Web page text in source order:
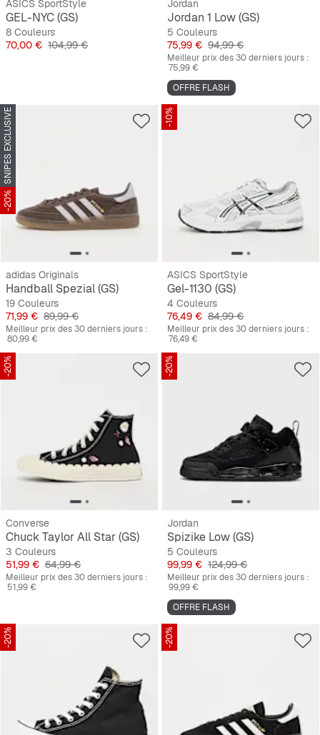
ASICS SportStyle
GEL-NYC (GS)
8 Couleurs
Prix
70,00 € Prix original
104,99 €
Jordan
Jordan 1 Low (GS)
5 Couleurs
Prix
75,99 € Prix original
94,99 €
Meilleur prix des 30 derniers jours :
75,99 €
OFFRE FLASH
SNIPES EXCLUSIVE
-20%
adidas Originals
Handball Spezial (GS)
19 Couleurs
Prix
71,99 € Prix original
89,99 €
Meilleur prix des 30 derniers jours :
80,99 €
-10%
ASICS SportStyle
Gel-1130 (GS)
4 Couleurs
Prix
76,49 € Prix original
84,99 €
Meilleur prix des 30 derniers jours :
76,49 €
-20%
Converse
Chuck Taylor All Star (GS)
3 Couleurs
Prix
51,99 € Prix original
64,99 €
Meilleur prix des 30 derniers jours :
51,99 €
-20%
Jordan
Spizike Low (GS)
5 Couleurs
Prix
99,99 € Prix original
124,99 €
Meilleur prix des 30 derniers jours :
99,99 €
OFFRE FLASH
-20% -20%